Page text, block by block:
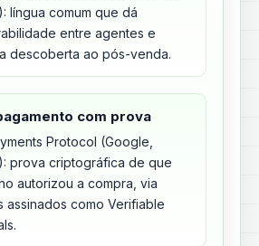
língua comum que dá
entre agentes e
descoberta ao pós-venda.
com prova
Protocol (Google,
prova criptográfica de que
autorizou a compra, via
assinados como Verifiable